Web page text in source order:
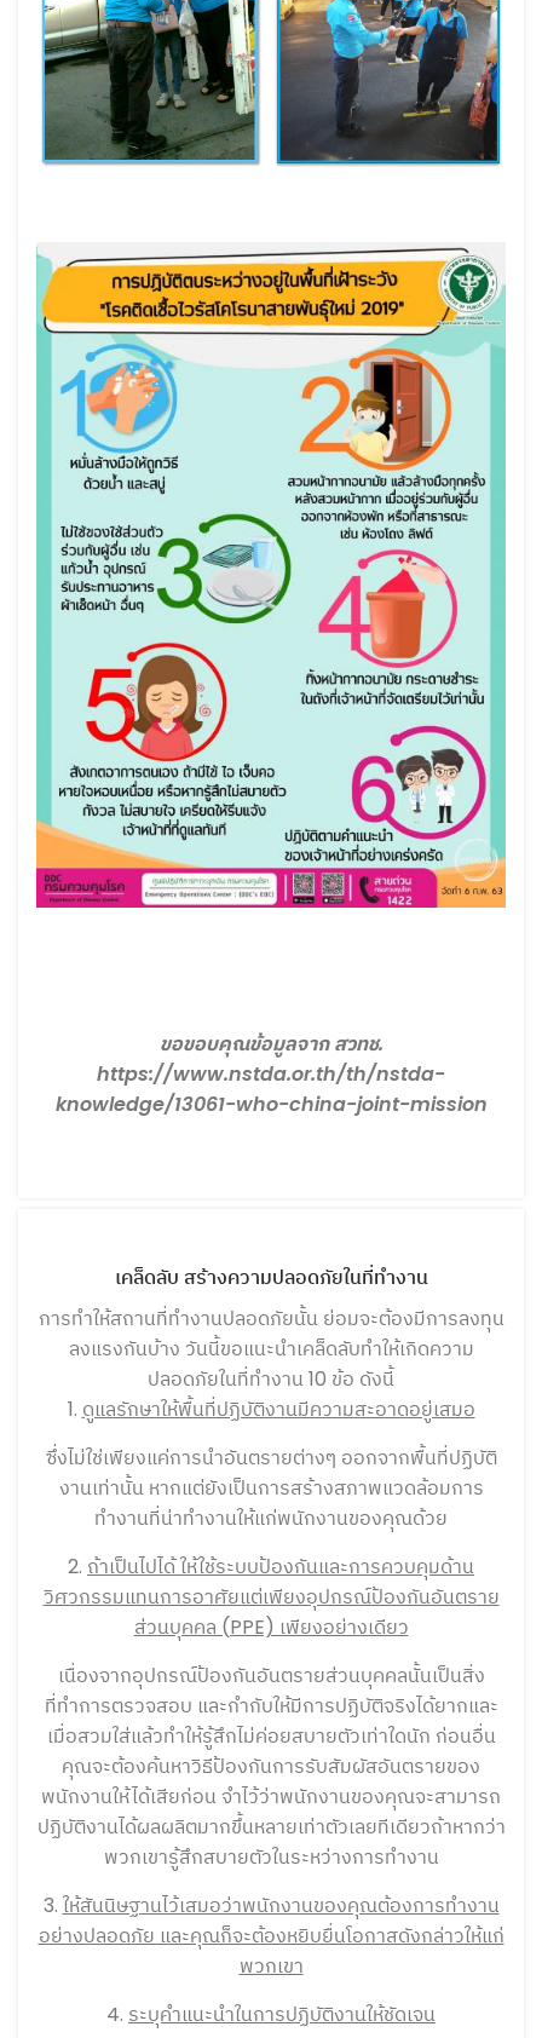
ขอขอบคุณข้อมูลจาก สวทช.
https://www.nstda.or.th/th/nstda-
knowledge/13061-who-china-joint-mission
เคล็ดลับ สร้างความปลอดภัยในที่ทำงาน
การทำให้สถานที่ทำงานปลอดภัยนั้น ย่อมจะต้องมีการลงทุน
ลงแรงกันบ้าง วันนี้ขอแนะนำเคล็ดลับทำให้เกิดความ
ปลอดภัยในที่ทำงาน 10 ข้อ ดังนี้
1. ดูแลรักษาให้พื้นที่ปฏิบัติงานมีความสะอาดอยู่เสมอ
ซึ่งไม่ใช่เพียงแค่การนำอันตรายต่างๆ ออกจากพื้นที่ปฏิบัติ
งานเท่านั้น หากแต่ยังเป็นการสร้างสภาพแวดล้อมการ
ทำงานที่น่าทำงานให้แก่พนักงานของคุณด้วย
2. ถ้าเป็นไปได้ ให้ใช้ระบบป้องกันและการควบคุมด้าน
วิศวกรรมแทนการอาศัยแต่เพียงอุปกรณ์ป้องกันอันตราย
ส่วนบุคคล (PPE) เพียงอย่างเดียว
เนื่องจากอุปกรณ์ป้องกันอันตรายส่วนบุคคลนั้นเป็นสิ่ง
ที่ทำการตรวจสอบ และกำกับให้มีการปฏิบัติจริงได้ยากและ
เมื่อสวมใส่แล้วทำให้รู้สึกไม่ค่อยสบายตัวเท่าใดนัก ก่อนอื่น
คุณจะต้องค้นหาวิธีป้องกันการรับสัมผัสอันตรายของ
พนักงานให้ได้เสียก่อน จำไว้ว่าพนักงานของคุณจะสามารถ
ปฏิบัติงานได้ผลผลิตมากขึ้นหลายเท่าตัวเลยทีเดียวถ้าหากว่า
พวกเขารู้สึกสบายตัวในระหว่างการทำงาน
3. ให้สันนิษฐานไว้เสมอว่าพนักงานของคุณต้องการทำงาน
อย่างปลอดภัย และคุณก็จะต้องหยิบยื่นโอกาสดังกล่าวให้แก่
พวกเขา
4. ระบุคำแนะนำในการปฏิบัติงานให้ชัดเจน